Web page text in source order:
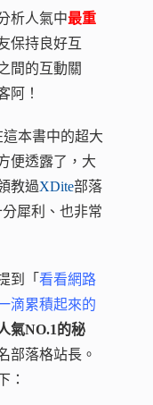
析人氣中最重
保持良好互
間的互動關
阿！
這本書中的超大
便透露了，大
教過XDite部落
犀利、也非常
到「 看看網路
滴累積起來的
氣NO.1的秘
部落格站長。
：